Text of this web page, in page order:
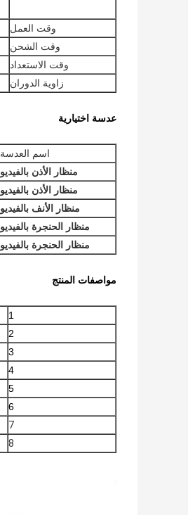
وقت العمل
وقت الشحن
وقت الاستعداد
زاوية الدوران
عدسة اختيارية
اسم العدسة
منظار الأذن بالفيديو
منظار الأذن بالفيديو
منظار الأنف بالفيديو
منظار الحنجرة بالفيديو
منظار الحنجرة بالفيديو
مواصفات المنتج
1
2
3
4
5
6
7
8